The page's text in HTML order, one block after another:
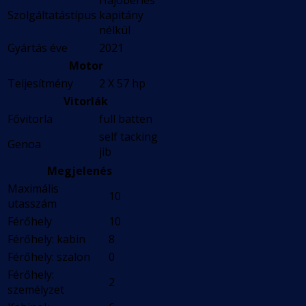
Szolgáltatástípus kapitány
nélkül
Gyártás éve
2021
Motor
Teljesítmény
2 X 57 hp
Vitorlák
Fővitorla
full batten
Genoa
self tacking
jib
Megjelenés
Maximális
utasszám
10
Férőhely
10
Férőhely: kabin
8
Férőhely: szalon
0
Férőhely:
személyzet
2